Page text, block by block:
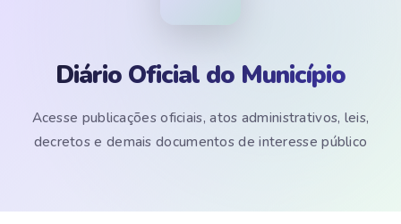
Diário Oficial do Município
Acesse publicações oficiais, atos administrativos, leis,
decretos e demais documentos de interesse público